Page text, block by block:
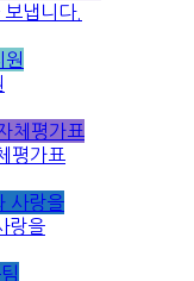
냅니다.
평가표
랑을